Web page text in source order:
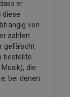
er
diese
von
zahlen
gefälscht
bestellte
die
bei denen